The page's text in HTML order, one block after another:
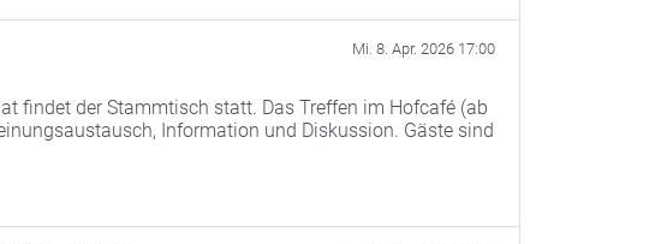
Mi. 8. Apr. 2026 17:00
findet der Stammtisch statt. Das Treffen im Hofcafé (ab
Information und Diskussion. Gäste sind